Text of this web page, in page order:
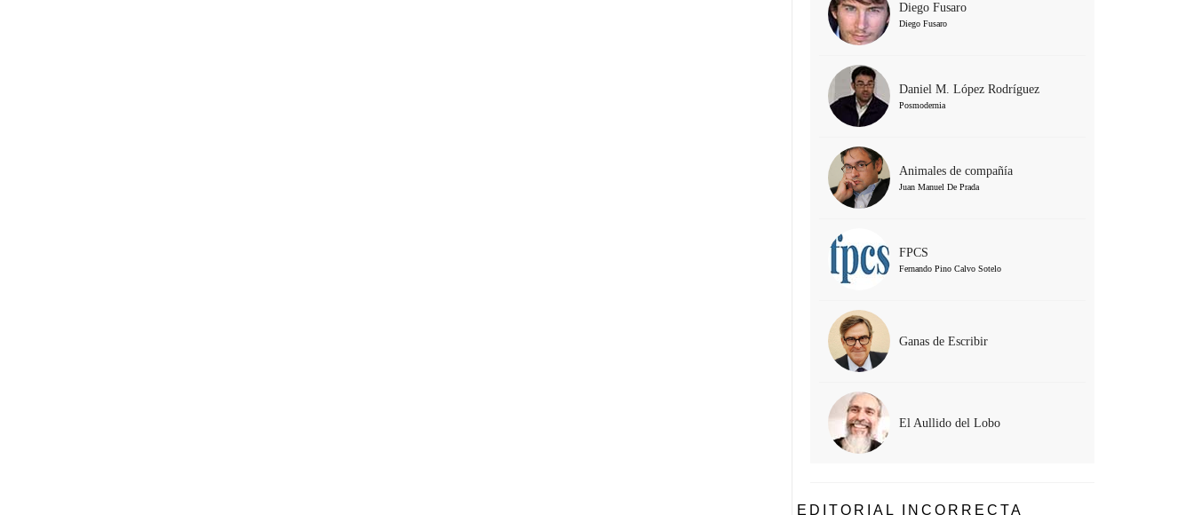
Diego Fusaro
Diego Fusaro
Daniel M. López Rodríguez
Posmodernia
Animales de compañía
Juan Manuel De Prada
FPCS
Fernando Pino Calvo Sotelo
Ganas de Escribir
El Aullido del Lobo
EDITORIAL INCORRECTA